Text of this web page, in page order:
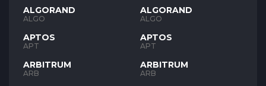
ALGORAND
ALGO
APTOS
APT
ARBITRUM
ARB
ALGORAND
ALGO
APTOS
APT
ARBITRUM
ARB